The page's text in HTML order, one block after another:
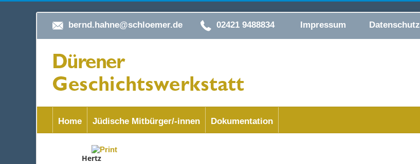
bernd.hahne@schloemer.de 02421 9488834 Impressum Datenschutz
Home Jüdische Mitbürger/-innen Dokumentation
Hertz